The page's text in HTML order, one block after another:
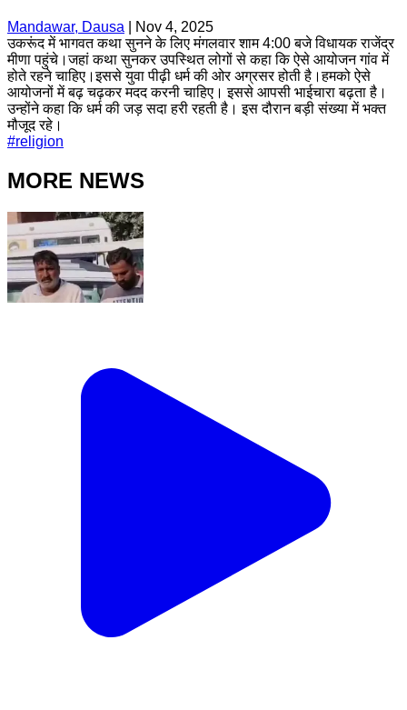
Mandawar, Dausa
Nov 4, 2025
उकरूंद में भागवत कथा सुनने के लिए मंगलवार शाम 4:00 बजे विधायक राजेंद्र
मीणा पहुंचे।जहां कथा सुनकर उपस्थित लोगों से कहा कि ऐसे आयोजन गांव में
होते रहने चाहिए।इससे युवा पीढ़ी धर्म की ओर अग्रसर होती है।हमको ऐसे
आयोजनों में बढ़ चढ़कर मदद करनी चाहिए। इससे आपसी भाईचारा बढ़ता है।
उन्होंने कहा कि धर्म की जड़ सदा हरी रहती है। इस दौरान बड़ी संख्या में भक्त
मौजूद रहे।
#religion
MORE NEWS